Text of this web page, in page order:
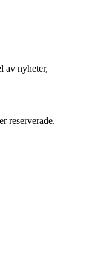
av nyheter,
reserverade.